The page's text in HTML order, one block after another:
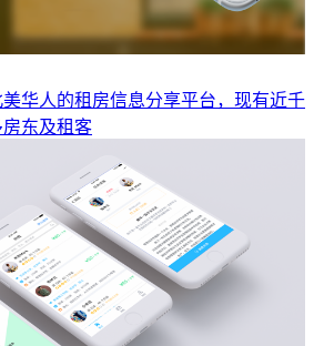
华人的租房信息分享平台，现有近千
东及租客